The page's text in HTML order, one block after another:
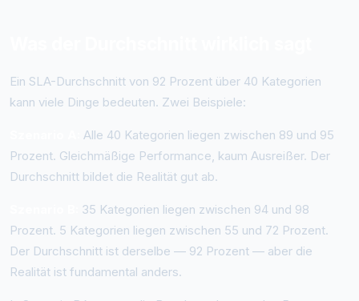
Ein SLA-Durchschnitt von 92 Prozent über 40 Kategorien
kann viele Dinge bedeuten. Zwei Beispiele:
Alle 40 Kategorien liegen zwischen 89 und 95
Prozent. Gleichmäßige Performance, kaum Ausreißer. Der
Durchschnitt bildet die Realität gut ab.
35 Kategorien liegen zwischen 94 und 98
Prozent. 5 Kategorien liegen zwischen 55 und 72 Prozent.
Der Durchschnitt ist derselbe — 92 Prozent — aber die
Realität ist fundamental anders.